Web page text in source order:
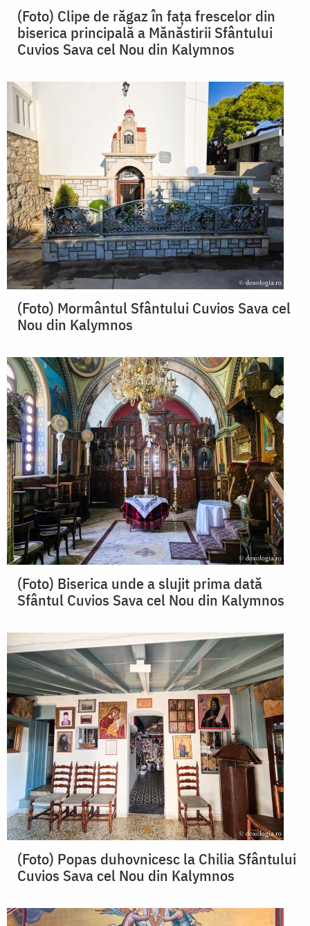
(Foto) Clipe de răgaz în fața frescelor din
biserica principală a Mănăstirii Sfântului
Cuvios Sava cel Nou din Kalymnos
(Foto) Mormântul Sfântului Cuvios Sava cel
Nou din Kalymnos
(Foto) Biserica unde a slujit prima dată
Sfântul Cuvios Sava cel Nou din Kalymnos
(Foto) Popas duhovnicesc la Chilia Sfântului
Cuvios Sava cel Nou din Kalymnos